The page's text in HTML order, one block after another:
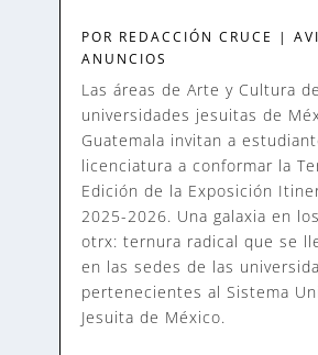
POR REDACCIÓN CRUCE |
ANUNCIOS
Las áreas de Arte y Cultura
universidades jesuitas de
Guatemala invitan a
licenciatura a conformar la
Edición de la Exposición
2025-2026. Una galaxia en
otrx: ternura radical que se
en las sedes de las
pertenecientes al Sistema
Jesuita de México.